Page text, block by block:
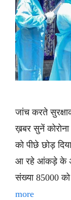
जांच करते
ख़बर सुनें
को पीछे छोड़
आ रहे आंकड़े के
संख्या 85000
more